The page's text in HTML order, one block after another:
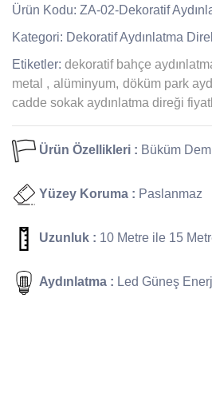
Ürün Kodu: ZA-02-Dekoratif
Kategori: Dekoratif Aydınlatma
Etiketler: dekoratif bahçe
metal , alüminyum, döküm park
cadde sokak aydınlatma direği
Ürün Özellikleri : Büküm
Yüzey Koruma : Paslanmaz
Uzunluk : 10 Metre ile 15
Aydınlatma : Led Güneş